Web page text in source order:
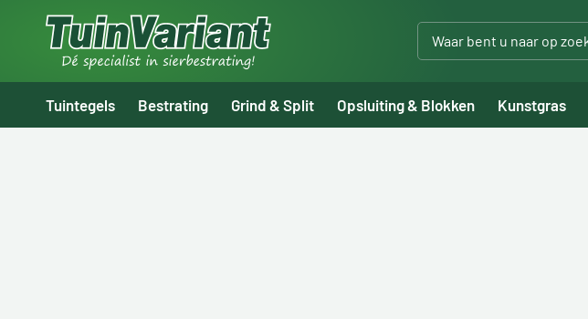
Tuintegels Bestrating Grind & Split Opsluiting & Blokken Kunstgras